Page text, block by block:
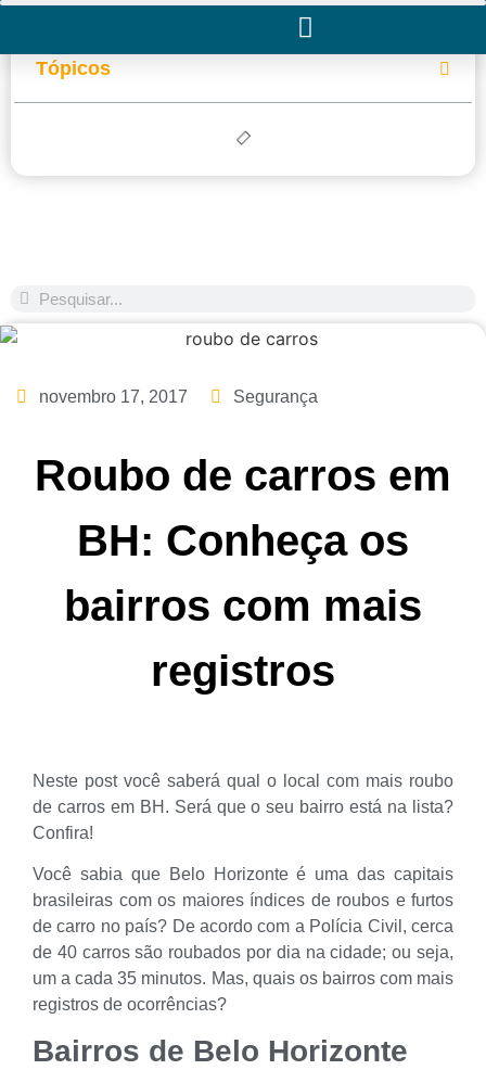
Tópicos
novembro 17, 2017 Segurança
Roubo de carros em
BH: Conheça os
bairros com mais
registros
Neste post você saberá qual o local com mais roubo
de carros em BH. Será que o seu bairro está na lista?
Confira!
Você sabia que Belo Horizonte é uma das capitais
brasileiras com os maiores índices de roubos e furtos
de carro no país? De acordo com a Polícia Civil, cerca
de 40 carros são roubados por dia na cidade; ou seja,
um a cada 35 minutos. Mas, quais os bairros com mais
registros de ocorrências?
Bairros de Belo Horizonte